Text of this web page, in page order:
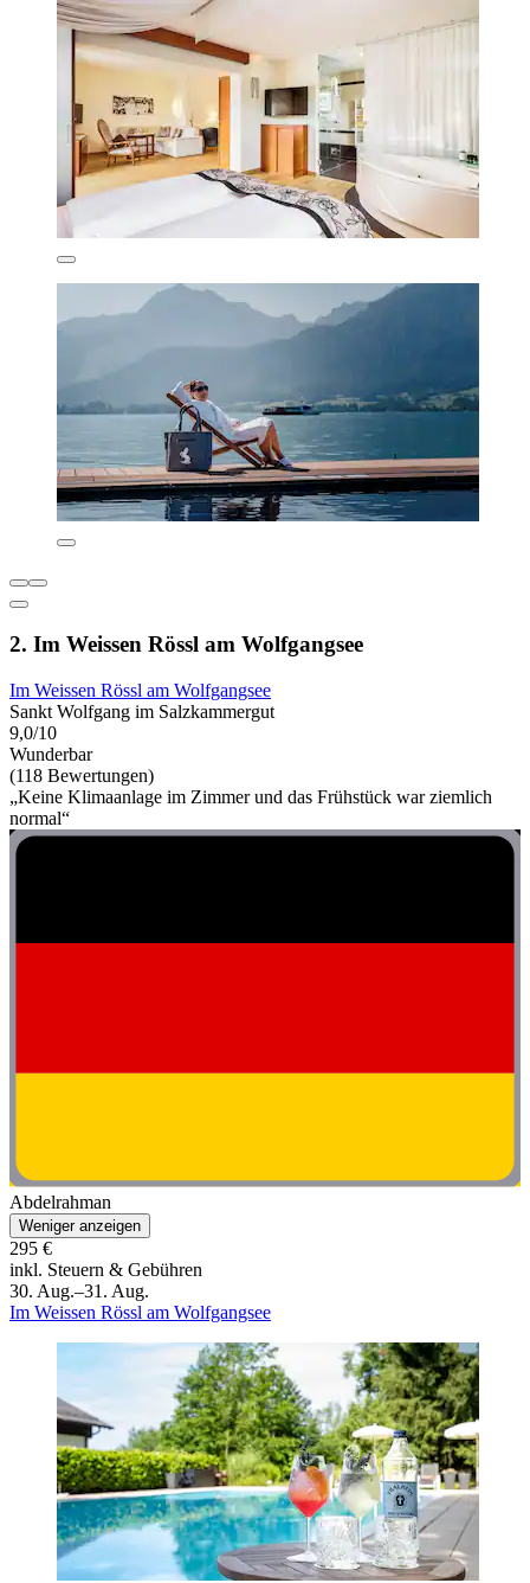
2. Im Weissen Rössl am Wolfgangsee
Im Weissen Rössl am Wolfgangsee
Sankt Wolfgang im Salzkammergut
9,0/10
Wunderbar
(118 Bewertungen)
„Keine Klimaanlage im Zimmer und das Frühstück war ziemlich
normal“
Abdelrahman
Weniger anzeigen
295 €
inkl. Steuern & Gebühren
30. Aug.–31. Aug.
Im Weissen Rössl am Wolfgangsee